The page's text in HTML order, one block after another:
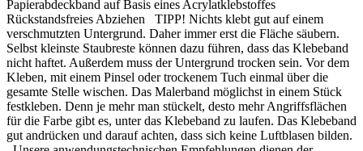
Papierabdeckband auf Basis eines Acrylatklebstoffes
Rückstandsfreies Abziehen TIPP! Nichts klebt gut auf einem
verschmutzten Untergrund. Daher immer erst die Fläche säubern.
Selbst kleinste Staubreste können dazu führen, dass das Klebeband
nicht haftet. Außerdem muss der Untergrund trocken sein. Vor dem
Kleben, mit einem Pinsel oder trockenem Tuch einmal über die
gesamte Stelle wischen. Das Malerband möglichst in einem Stück
festkleben. Denn je mehr man stückelt, desto mehr Angriffsflächen
für die Farbe gibt es, unter das Klebeband zu laufen. Das Klebeband
gut andrücken und darauf achten, dass sich keine Luftblasen bilden.